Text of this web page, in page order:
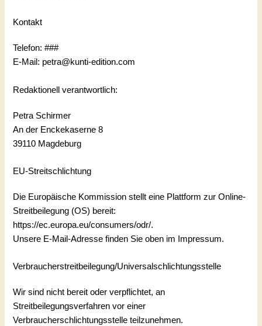
Kontakt
Telefon: ###
E-Mail: petra@kunti-edition.com
Redaktionell verantwortlich:
Petra Schirmer
An der Enckekaserne 8
39110 Magdeburg
EU-Streitschlichtung
Die Europäische Kommission stellt eine Plattform zur Online-
Streitbeilegung (OS) bereit:
https://ec.europa.eu/consumers/odr/.
Unsere E-Mail-Adresse finden Sie oben im Impressum.
Verbraucherstreitbeilegung/Universalschlichtungsstelle
Wir sind nicht bereit oder verpflichtet, an
Streitbeilegungsverfahren vor einer
Verbraucherschlichtungsstelle teilzunehmen.